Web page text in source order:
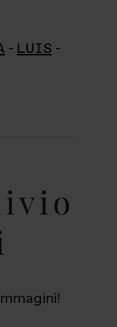
- LUIS -